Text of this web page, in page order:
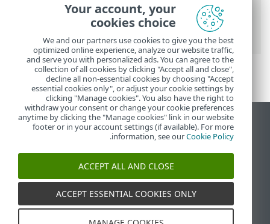
העזרה המקוונת של ESET >
ESET Internet
Security
> התקנה > התקנה לא מקוונת
הצג את האתר למחשב
End of Life
מאגר הידע של ESET
ESET Status Portal
תמיכה אזורית
Your account, your
cookies choice
We and our partners use cookies to give you the best
optimized online experience, analyze our website traffic,
and serve you with personalized ads. You can agree to the
collection of all cookies by clicking "Accept all and close",
decline all non-essential cookies by choosing "Accept
essential cookies only", or adjust your cookie settings by
clicking "Manage cookies". You also have the right to
withdraw your consent or change your cookie preferences
anytime by clicking the "Manage cookies" link in our website
footer or in your account settings (if available). For more
information, see ourCookie Policy
.
ACCEPT ALL AND CLOSE
ACCEPT ESSENTIAL COOKIES ONLY